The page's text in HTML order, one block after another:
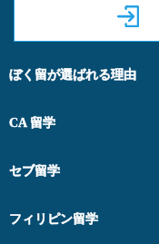
ぼく留が選ばれる理由
CA 留学
セブ留学
フィリピン留学